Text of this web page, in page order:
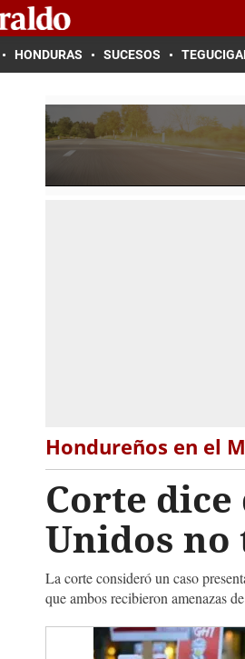
HONDURAS SUCESOS
Hondureños en el
Corte
Unidos no
La corte consideró un caso
que ambos recibieron amenazas